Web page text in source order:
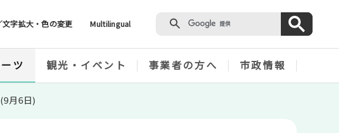
字拡大・色の変更 Multilingual
ツ 観光・イベント 事業者の方へ 市政情報
月6日)